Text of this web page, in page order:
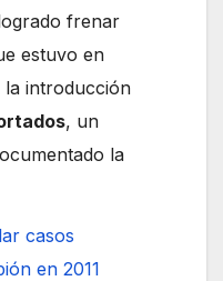
frenar
estuvo en
la introducción
, un
la
casos
en 2011